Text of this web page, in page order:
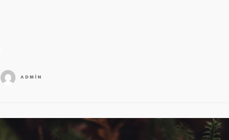
ADMIN